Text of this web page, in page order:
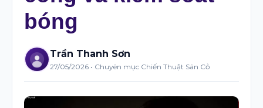
bóng
Trần Thanh Sơn
27/05/2026 • Chuyên mục Chiến Thuật Sân Cỏ